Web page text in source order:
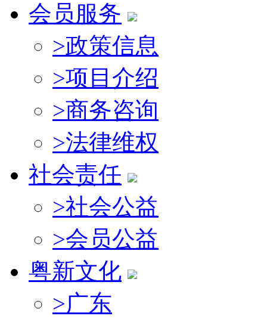
会员服务
>政策信息
>项目介绍
>商务咨询
>法律维权
社会责任
>社会公益
>会员公益
粤新文化
>广东